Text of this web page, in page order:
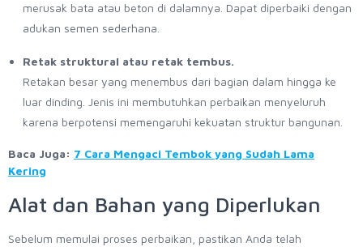
merusak bata atau beton di dalamnya. Dapat diperbaiki dengan
adukan semen sederhana.
Retak struktural atau retak tembus.
Retakan besar yang menembus dari bagian dalam hingga ke
luar dinding. Jenis ini membutuhkan perbaikan menyeluruh
karena berpotensi memengaruhi kekuatan struktur bangunan.
Baca Juga: 7 Cara Mengaci Tembok yang Sudah Lama
Kering
Alat dan Bahan yang Diperlukan
Sebelum memulai proses perbaikan, pastikan Anda telah